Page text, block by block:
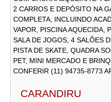
2 CARROS E DEPÓSITO NA
COMPLETA, INCLUINDO
VAPOR, PISCINA AQUECIDA,
SALA DE JOGOS, 4 SALÕES
PISTA DE SKATE, QUADRA
PET, MINI MERCADO E
CONFERIR (11) 94735-8773
CARANDIRU